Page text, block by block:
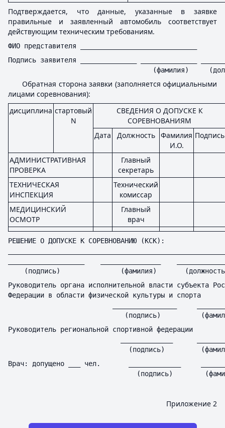
Подтверждается, что данные, указанные в заявке
правильные и заявленный автомобиль соответствует
действующим техническим требованиям.
ФИО представителя _____________________________
Подпись заявителя ______________ ______________
(фамилия)
Обратная сторона заявки (заполняется официальными
лицами соревнования):
дисциплина стартовый
N
СВЕДЕНИЯ О ДОПУСКЕ К
СОРЕВНОВАНИЯМ
Дата
Должность
Фамилия
И.О.
Подпись
АДМИНИСТРАТИВНАЯ
ПРОВЕРКА
Главный
секретарь
ТЕХНИЧЕСКАЯ
ИНСПЕКЦИЯ
Технический
комиссар
МЕДИЦИНСКИЙ
ОСМОТР
Главный
врач
РЕШЕНИЕ О ДОПУСКЕ К СОРЕВНОВАНИЮ (КСК):
(подпись)               (фамилия)
Руководитель органа исполнительной власти субъекта
Федерации в области физической культуры и спорта
(подпись)
Руководитель региональной спортивной федерации
(подпись)
Врач: допущено ___ чел.       _____________
(подпись)
Приложение 2